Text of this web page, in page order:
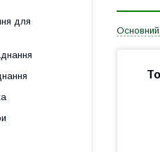
Основний
для